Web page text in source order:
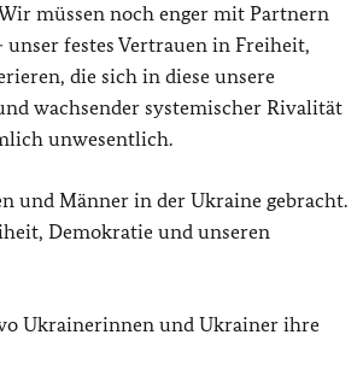
müssen noch enger mit Partnern
festes Vertrauen in Freiheit,
die sich in diese unsere
wachsender systemischer Rivalität
unwesentlich.
und Männer in der Ukraine gebracht.
Demokratie und unseren
Ukrainerinnen und Ukrainer ihre